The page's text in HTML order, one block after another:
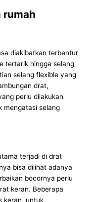
rumah
diakibatkan terbentur
tertarik hingga selang
selang flexible yang
drat,
perlu dilakukan
mengatasi selang
terjadi di drat
bisa dilihat adanya
bocornya perlu
keran. Beberapa
keran, untuk